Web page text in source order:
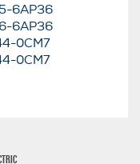
6AP36
6AP36
0CM7
0CM7